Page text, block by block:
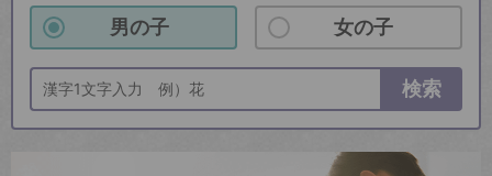
男の子 女の子
検索